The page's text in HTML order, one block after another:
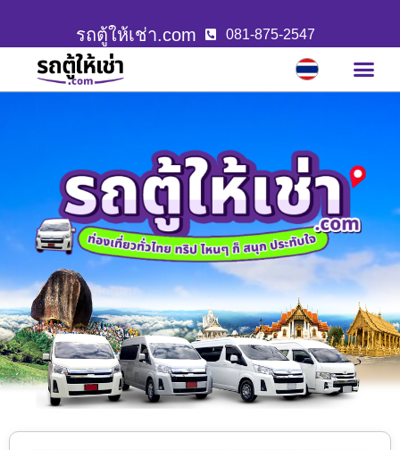
รถตู้ให้เช่า.com 081-875-2547